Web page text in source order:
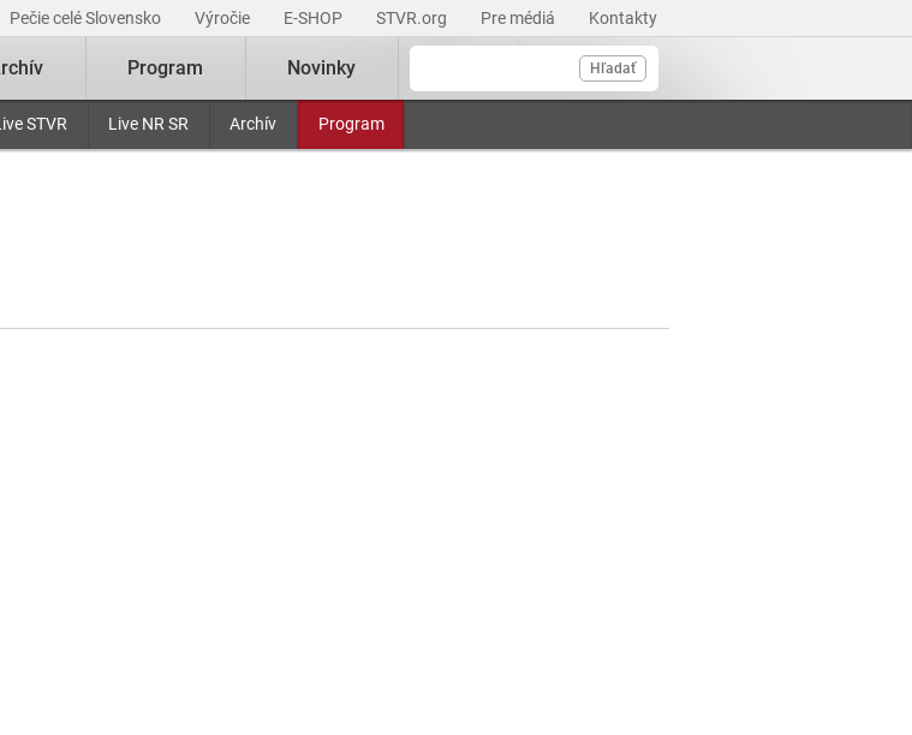
Pečie celé Slovensko Výročie E-SHOP STVR.org Pre médiá Kontakty
Hľadať
STVR Live NR SR Archív Program
Program Novinky